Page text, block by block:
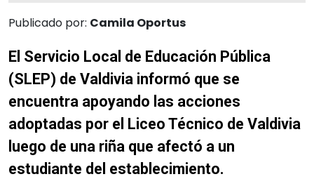
Publicado por: Camila Oportus
El Servicio Local de Educación Pública
(SLEP) de Valdivia informó que se
encuentra apoyando las acciones
adoptadas por el Liceo Técnico de Valdivia
luego de una riña que afectó a un
estudiante del establecimiento.